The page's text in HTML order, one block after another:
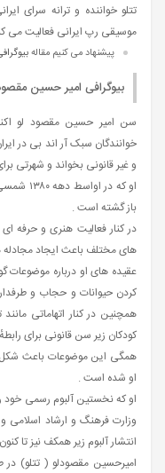
تتلو خواننده و ترانه‌ سرای
موسیقی رپ ایرانی فعالیت می‌
پیشنهاد می کنیم مقاله
بیوگرافی امیر حسین
خوانندگان سبک آر اند بی در
و غیر قانونی بخواند و شهرتی
او که
باز گشته است .
در کنار فعالیت هنری و حرفه
های مختلف باعث ایجاد
عقیده های او درباره موضوعات
کردن حیوانات و حجاب و
همچنین در کنار اتهاماتی
کودکان زیر سن قانونی برای
همگی این موضوعات باعث شکل‌
او شده‌ است .
وزارت فرهنگ و ارشاد
انتشار آلبوم زیر همکف نیز تا کنون ۱۰ آلبوم دیگر منتشر کرده‌ است .
امیرحسین مقصودلو ( تتلو)